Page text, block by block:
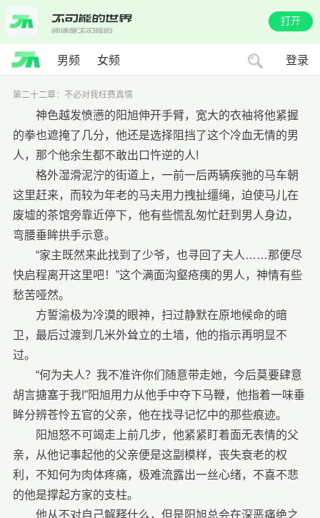
打开
男频 女频 登录
第二十二章：不必对我枉费真情
神色越发愤懑的阳旭伸开手臂，宽大的衣袖将他紧握
的拳也遮掩了几分，他还是选择阻挡了这个冷血无情的男
人，那个他余生都不敢出口忤逆的人!
格外湿滑泥泞的街道上，一前一后两辆疾驰的马车朝
这里赶来，而较为年老的马夫用力拽扯缰绳，迫使马儿在
废墟的茶馆旁靠近停下，他有些慌乱匆忙赶到男人身边，
弯腰垂眸拱手示意。
“家主既然来此找到了少爷，也寻回了夫人……那便尽
快启程离开这里吧！”这个满面沟壑疮痍的男人，神情有些
愁苦哑然。
方誓渝极为冷漠的眼神，扫过静默在原地候命的暗
卫，最后过渡到几米外耸立的土墙，他的指示再明显不
过。
“何为夫人？我不准许你们随意带走她，今后莫要肆意
胡言搪塞于我!”阳旭用力从他手中夺下马鞭，他指着一味垂
眸分辨苍怜五官的父亲，他在找寻记忆中的那些痕迹。
阳旭怒不可竭走上前几步，他紧紧盯着面无表情的父
亲，从他记事起他的父亲便是这副模样，丧失衰老的权
利，不知何为肉体疼痛，极难流露出一丝心绪，不喜不悲
的他是撑起方家的支柱。
他从不对自己解释什么，但是阳旭总会在深恶痛绝之